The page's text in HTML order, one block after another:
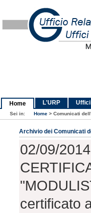
Home L'URP
Sei in: Home > Comunicati
Archivio dei Comunicati
02/09/
certificato